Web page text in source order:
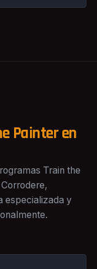
Painter en
Train the
especializada y